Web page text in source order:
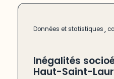
Données et statistiques,
Inégalités
Haut-Saint-